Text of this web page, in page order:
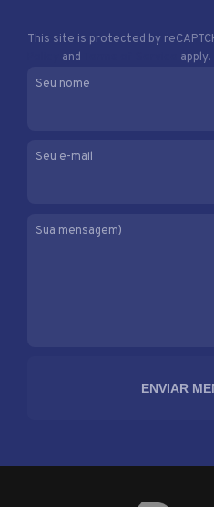
This site is protected by
and
apply.
Seu nome
Seu e-mail
Sua mensagem)